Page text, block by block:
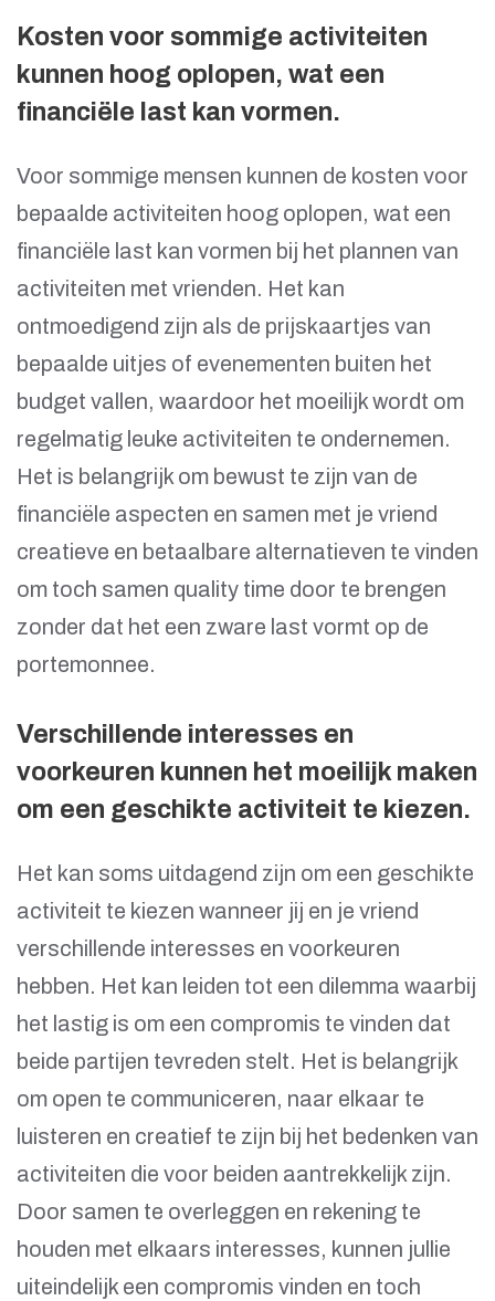
Kosten voor sommige activiteiten
kunnen hoog oplopen, wat een
financiële last kan vormen.
Voor sommige mensen kunnen de kosten voor
bepaalde activiteiten hoog oplopen, wat een
financiële last kan vormen bij het plannen van
activiteiten met vrienden. Het kan
ontmoedigend zijn als de prijskaartjes van
bepaalde uitjes of evenementen buiten het
budget vallen, waardoor het moeilijk wordt om
regelmatig leuke activiteiten te ondernemen.
Het is belangrijk om bewust te zijn van de
financiële aspecten en samen met je vriend
creatieve en betaalbare alternatieven te vinden
om toch samen quality time door te brengen
zonder dat het een zware last vormt op de
portemonnee.
Verschillende interesses en
voorkeuren kunnen het moeilijk maken
om een geschikte activiteit te kiezen.
Het kan soms uitdagend zijn om een geschikte
activiteit te kiezen wanneer jij en je vriend
verschillende interesses en voorkeuren
hebben. Het kan leiden tot een dilemma waarbij
het lastig is om een compromis te vinden dat
beide partijen tevreden stelt. Het is belangrijk
om open te communiceren, naar elkaar te
luisteren en creatief te zijn bij het bedenken van
activiteiten die voor beiden aantrekkelijk zijn.
Door samen te overleggen en rekening te
houden met elkaars interesses, kunnen jullie
uiteindelijk een compromis vinden en toch